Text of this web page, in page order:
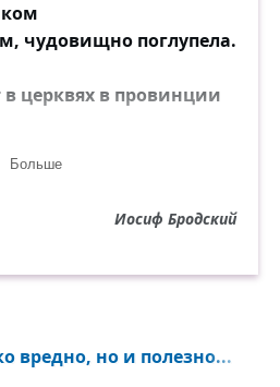
чудовищно поглупела.
в церквях в провинции
не связано; никто их
Больше
Иосиф Бродский
вредно, но и полезно...